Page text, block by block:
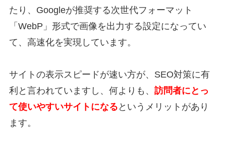
たり、Googleが推奨する次世代フォーマット
「WebP」形式で画像を出力する設定になってい
て、高速化を実現しています。
サイトの表示スピードが速い方が、SEO対策に有
利と言われていますし、何よりも、 訪問者にとっ
て使いやすいサイトになる というメリットがあり
ます。